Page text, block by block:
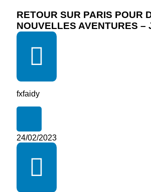
RETOUR SUR PARIS POUR
NOUVELLES AVENTURES –
fxfaidy
24/02/2023